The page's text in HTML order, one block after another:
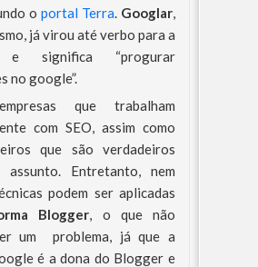
o portal Terra. Googlar,
já virou até verbo para a
e significa “progurar
no google”.
que trabalham
com SEO, assim como
que são verdadeiros
assunto. Entretanto, nem
podem ser aplicadas
Blogger, o que não
um problema, já que a
é a dona do Blogger e